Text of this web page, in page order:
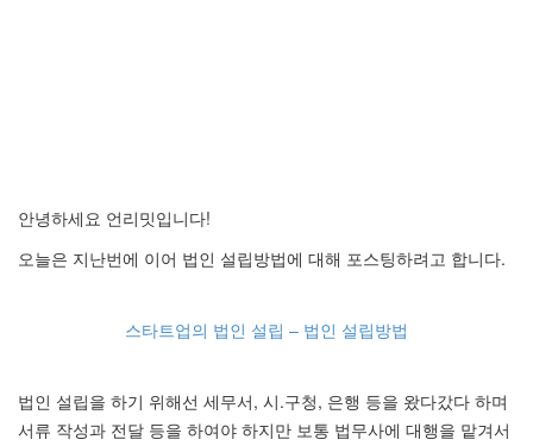
안녕하세요 언리밋입니다!
오늘은 지난번에 이어 법인 설립방법에 대해 포스팅하려고 합니다.
스타트업의 법인 설립 – 법인 설립방법
법인 설립을 하기 위해선 세무서, 시.구청, 은행 등을 왔다갔다 하며
서류 작성과 전달 등을 하여야 하지만 보통 법무사에 대행을 맡겨서